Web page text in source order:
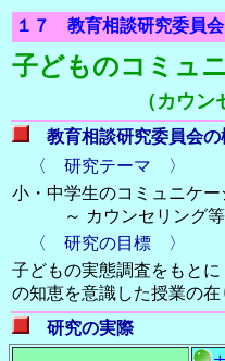
１７ 教育相談研究委員会
子どものコミュ
（カウ
教育相談研究委員会の
〈 研究テーマ 〉
小・中学生のコミュニケ
～ カウンセリング
〈 研究の目標 〉
子どもの実態調査をもと
の知恵を意識した授業の在
研究の実際